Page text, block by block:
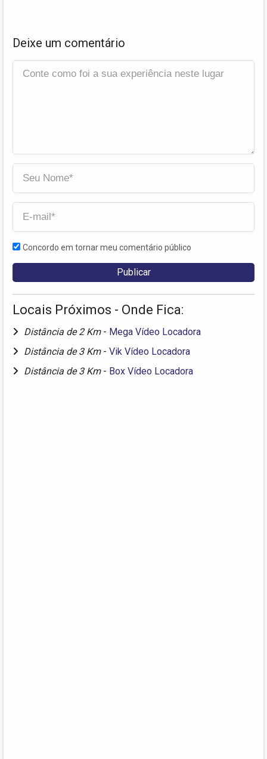
Deixe um comentário
Concordo em tornar meu comentário público
Locais Próximos - Onde Fica:
Distância de 2 Km - Mega Vídeo Locadora
Distância de 3 Km - Vik Vídeo Locadora
Distância de 3 Km - Box Vídeo Locadora